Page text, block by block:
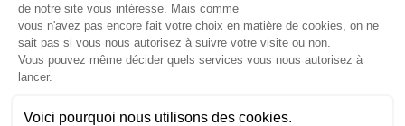
de notre site vous intéresse. Mais comme
vous n'avez pas encore fait votre choix en matière de cookies, on ne
sait pas si vous nous autorisez à suivre votre visite ou non.
Vous pouvez même décider quels services vous nous autorisez à
lancer.
Voici pourquoi nous utilisons des cookies.
Axeptio consent
mai 2026
avril 2026
mars 2026
février 2026